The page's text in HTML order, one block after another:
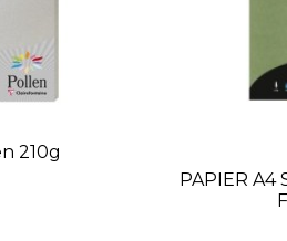
210g
PAPIER A4